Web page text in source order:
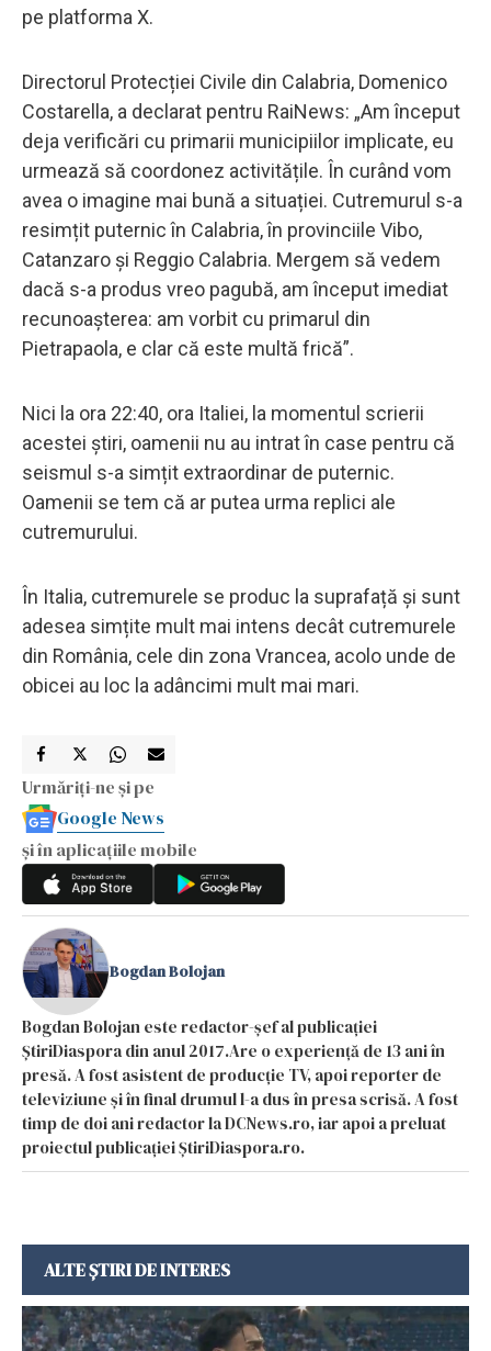
pe platforma X.
Directorul Protecției Civile din Calabria, Domenico
Costarella, a declarat pentru RaiNews: „Am început
deja verificări cu primarii municipiilor implicate, eu
urmează să coordonez activitățile. În curând vom
avea o imagine mai bună a situației. Cutremurul s-a
resimțit puternic în Calabria, în provinciile Vibo,
Catanzaro și Reggio Calabria. Mergem să vedem
dacă s-a produs vreo pagubă, am început imediat
recunoașterea: am vorbit cu primarul din
Pietrapaola, e clar că este multă frică”.
Nici la ora 22:40, ora Italiei, la momentul scrierii
acestei știri, oamenii nu au intrat în case pentru că
seismul s-a simțit extraordinar de puternic.
Oamenii se tem că ar putea urma replici ale
cutremurului.
În Italia, cutremurele se produc la suprafață și sunt
adesea simțite mult mai intens decât cutremurele
din România, cele din zona Vrancea, acolo unde de
obicei au loc la adâncimi mult mai mari.
Urmăriți-ne și pe
Google News
și în aplicațiile mobile
Bogdan Bolojan
Bogdan Bolojan este redactor-șef al publicației
ȘtiriDiaspora din anul 2017.Are o experiență de 13 ani în
presă. A fost asistent de producție TV, apoi reporter de
televiziune și în final drumul l-a dus în presa scrisă. A fost
timp de doi ani redactor la DCNews.ro, iar apoi a preluat
proiectul publicației ȘtiriDiaspora.ro.
ALTE ȘTIRI DE INTERES